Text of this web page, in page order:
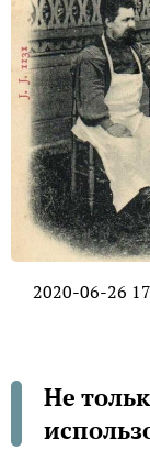
2020-06-26
Не